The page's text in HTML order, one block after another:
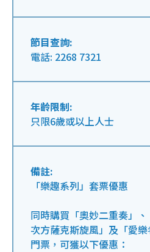
節目查詢:
電話: 2268 7321
年齡限制:
只限6歲或以上人士
備註:
「樂趣系列」套票優惠
同時購買「奧妙二重奏」
次方薩克斯旋風」及「愛
門票，可獲以下優惠：